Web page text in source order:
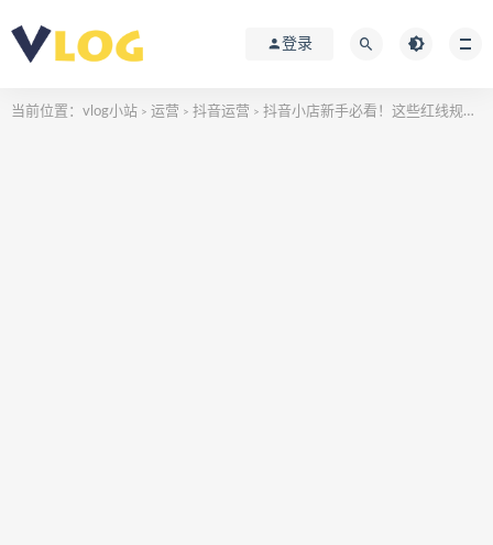
登录
当前位置： vlog小站 > 运营 > 抖音运营 > 抖音小店新手必看！这些红线规则千万不要踩！